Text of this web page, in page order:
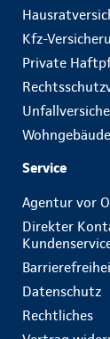
Kfz-
Private
Service
Agentur vor
Direkter
Datenschutz
Rechtliches